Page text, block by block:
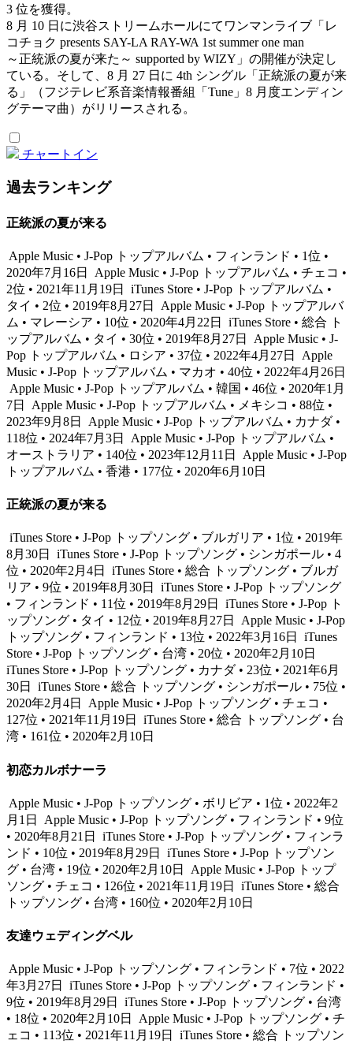
3 位を獲得。
8 月 10 日に渋谷ストリームホールにてワンマンライブ「レ
コチョク presents SAY-LA RAY-WA 1st summer one man
～正統派の夏が来た～ supported by WIZY」の開催が決定し
ている。そして、8 月 27 日に 4th シングル「正統派の夏が来
る」（フジテレビ系音楽情報番組「Tune」8 月度エンディン
グテーマ曲）がリリースされる。
チャートイン
過去ランキング
正統派の夏が来る
Apple Music • J-Pop トップアルバム • フィンランド • 1位 •
2020年7月16日
Apple Music • J-Pop トップアルバム • チェコ •
2位 • 2021年11月19日
iTunes Store • J-Pop トップアルバム •
タイ • 2位 • 2019年8月27日
Apple Music • J-Pop トップアルバ
ム • マレーシア • 10位 • 2020年4月22日
iTunes Store • 総合 ト
ップアルバム • タイ • 30位 • 2019年8月27日
Apple Music • J-
Pop トップアルバム • ロシア • 37位 • 2022年4月27日
Apple
Music • J-Pop トップアルバム • マカオ • 40位 • 2022年4月26日
Apple Music • J-Pop トップアルバム • 韓国 • 46位 • 2020年1月
7日
Apple Music • J-Pop トップアルバム • メキシコ • 88位 •
2023年9月8日
Apple Music • J-Pop トップアルバム • カナダ •
118位 • 2024年7月3日
Apple Music • J-Pop トップアルバム •
オーストラリア • 140位 • 2023年12月11日
Apple Music • J-Pop
トップアルバム • 香港 • 177位 • 2020年6月10日
正統派の夏が来る
iTunes Store • J-Pop トップソング • ブルガリア • 1位 • 2019年
8月30日
iTunes Store • J-Pop トップソング • シンガポール • 4
位 • 2020年2月4日
iTunes Store • 総合 トップソング • ブルガ
リア • 9位 • 2019年8月30日
iTunes Store • J-Pop トップソング
• フィンランド • 11位 • 2019年8月29日
iTunes Store • J-Pop ト
ップソング • タイ • 12位 • 2019年8月27日
Apple Music • J-Pop
トップソング • フィンランド • 13位 • 2022年3月16日
iTunes
Store • J-Pop トップソング • 台湾 • 20位 • 2020年2月10日
iTunes Store • J-Pop トップソング • カナダ • 23位 • 2021年6月
30日
iTunes Store • 総合 トップソング • シンガポール • 75位 •
2020年2月4日
Apple Music • J-Pop トップソング • チェコ •
127位 • 2021年11月19日
iTunes Store • 総合 トップソング • 台
湾 • 161位 • 2020年2月10日
初恋カルボナーラ
Apple Music • J-Pop トップソング • ボリビア • 1位 • 2022年2
月1日
Apple Music • J-Pop トップソング • フィンランド • 9位
• 2020年8月21日
iTunes Store • J-Pop トップソング • フィンラ
ンド • 10位 • 2019年8月29日
iTunes Store • J-Pop トップソン
グ • 台湾 • 19位 • 2020年2月10日
Apple Music • J-Pop トップ
ソング • チェコ • 126位 • 2021年11月19日
iTunes Store • 総合
トップソング • 台湾 • 160位 • 2020年2月10日
友達ウェディングベル
Apple Music • J-Pop トップソング • フィンランド • 7位 • 2022
年3月27日
iTunes Store • J-Pop トップソング • フィンランド •
9位 • 2019年8月29日
iTunes Store • J-Pop トップソング • 台湾
• 18位 • 2020年2月10日
Apple Music • J-Pop トップソング • チ
ェコ • 113位 • 2021年11月19日
iTunes Store • 総合 トップソン